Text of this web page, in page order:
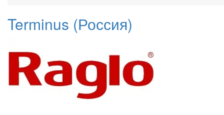
Terminus (Россия)